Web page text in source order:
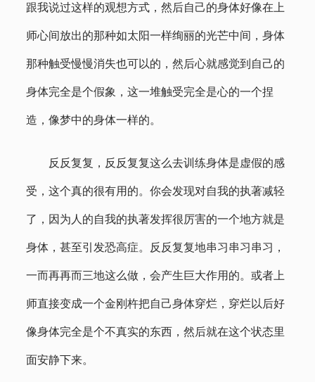
跟我说过这样的观想方式，然后自己的身体好像在上
师心间放出的那种如太阳一样绚丽的光芒中间，身体
那种触受慢慢消失也可以的，然后心就感觉到自己的
身体完全是个假象，这一堆触受完全是心的一个捏
造，像梦中的身体一样的。
反反复复，反反复复这么去训练身体是虚假的感
受，这个真的很有用的。你会发现对自我的执著减轻
了，因为人的自我的执著发挥很厉害的一个地方就是
身体，甚至引发恐高症。反反复复地串习串习串习，
一而再再而三地这么做，会产生巨大作用的。或者上
师直接变成一个金刚杵把自己身体穿烂，穿烂以后好
像身体完全是个不真实的东西，然后就在这个状态里
面安静下来。